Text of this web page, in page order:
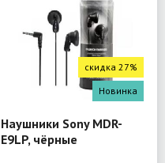
скидка 27%
Новинка
Наушники Sony MDR-
E9LP, чёрные